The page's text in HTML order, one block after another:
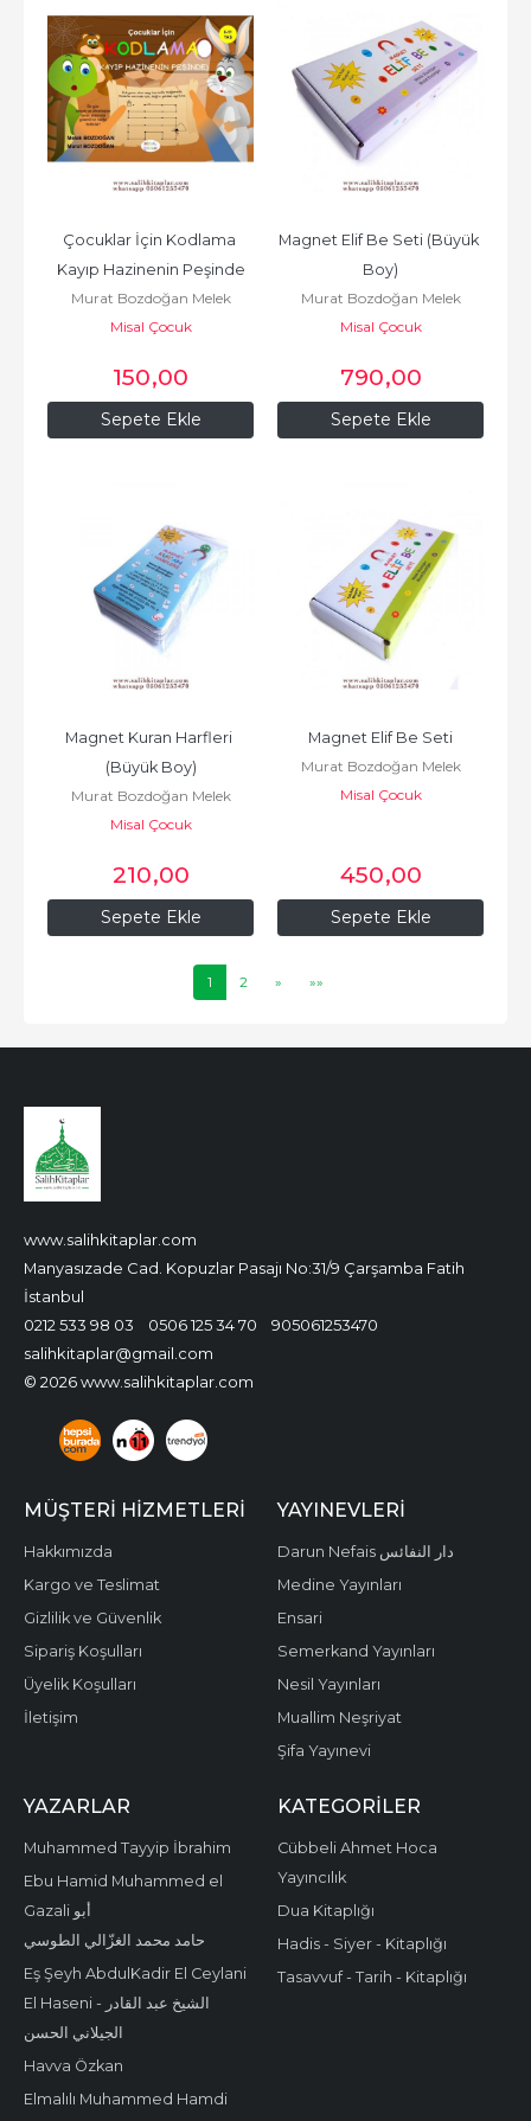
Sepete Ekle
Çocuklar İçin Kodlama
Kayıp Hazinenin Peşinde
Murat Bozdoğan Melek
Bozdoğan
Misal Çocuk
150,00
Sepete Ekle
Magnet Elif Be Seti (Büyük
Boy)
Murat Bozdoğan Melek
Bozdoğan
Misal Çocuk
790,00
Sepete Ekle
Magnet Kuran Harfleri
(Büyük Boy)
Murat Bozdoğan Melek
Bozdoğan
Misal Çocuk
210,00
Sepete Ekle
Magnet Elif Be Seti
Murat Bozdoğan Melek
Bozdoğan
Misal Çocuk
450,00
1 2 » »»
www.salihkitaplar.com
Manyasızade Cad. Kopuzlar Pasajı No:31/9 Çarşamba Fatih
İstanbul
0212 533 98 03
0506 125 34 70
905061253470
salihkitaplar@gmail.com
© 2026 www.salihkitaplar.com
MÜŞTERI HIZMETLERI
Hakkımızda
Kargo ve Teslimat
Gizlilik ve Güvenlik
Sipariş Koşulları
Üyelik Koşulları
İletişim
YAYINEVLERI
Darun Nefais دار النفائس
Medine Yayınları
Ensari
Semerkand Yayınları
Nesil Yayınları
Muallim Neşriyat
Şifa Yayınevi
YAZARLAR
Muhammed Tayyip İbrahim
Ebu Hamid Muhammed el
Gazali أبو
حامد محمد الغزّالي الطوسي
Eş Şeyh AbdulKadir El Ceylani
El Haseni - الشيخ عبد القادر
الجيلاني الحسن
Havva Özkan
Elmalılı Muhammed Hamdi
KATEGORILER
Cübbeli Ahmet Hoca
Yayıncılık
Dua Kitaplığı
Hadis - Siyer - Kitaplığı
Tasavvuf - Tarih - Kitaplığı